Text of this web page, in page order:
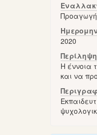
Προαγωγή
2020
Περίληψη
Η έννοια
και να